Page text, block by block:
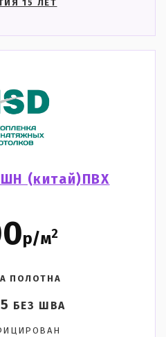
15 ЛЕТ
(китай)ПВХ
р/м2
ПОЛОТНА
БЕЗ ШВА